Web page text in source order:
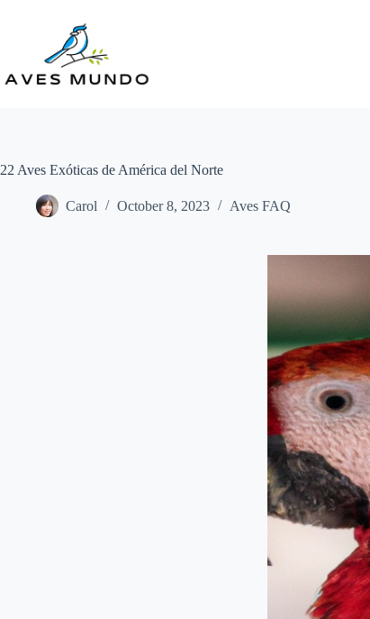
22 Aves Exóticas de América del Norte
Carol October 8, 2023 Aves FAQ